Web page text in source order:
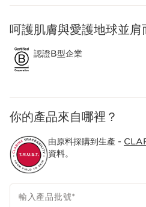
有效增加細胞膜上的Caveolae細
*對黑色素細胞進行體外測試。
蘊含兩種超強注氧植物萃取，讓肌
光感。
跳至內容
呵護肌膚與愛護地球並肩
認證B型企業
你的產品來自哪裡？
由原料採購到生產 -
資料。
輸入產品批號*